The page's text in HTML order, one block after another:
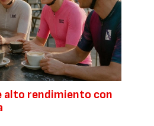
alto rendimiento con